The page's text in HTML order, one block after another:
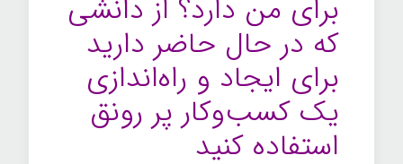
برای من دارد؟ از دانشی
که در حال حاضر دارید
برای ایجاد و راه‌اندازی
یک کسب‌وکار پر رونق
استفاده کنید